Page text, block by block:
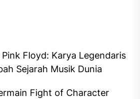
Floyd: Karya Legendaris
Sejarah Musik Dunia
Fight of Character